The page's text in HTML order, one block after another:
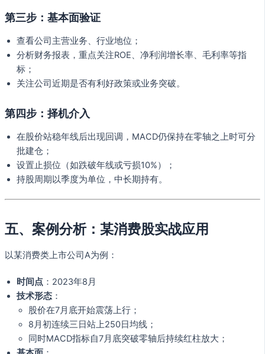
第三步：基本面验证
查看公司主营业务、行业地位；
分析财务报表，重点关注ROE、净利润增长率、毛利率等指
标；
关注公司近期是否有利好政策或业务突破。
第四步：择机介入
在股价站稳年线后出现回调，MACD仍保持在零轴之上时可分
批建仓；
设置止损位（如跌破年线或亏损10%）；
持股周期以季度为单位，中长期持有。
五、案例分析：某消费股实战应用
以某消费类上市公司A为例：
时间点 ：2023年8月
技术形态 ：
股价在7月底开始震荡上行；
8月初连续三日站上250日均线；
同时MACD指标自7月底突破零轴后持续红柱放大；